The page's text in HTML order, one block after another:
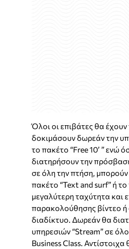
Όλοι οι επιβάτες θα
δοκιμάσουν δωρεάν την
το πακέτο “Free 10’ ” ενώ
διατηρήσουν την
σε όλη την πτήση, μπορούν
πακέτο “Text and surf” ή το
μεγαλύτερη ταχύτητα και
παρακολούθησης βίντεο
διαδίκτυο. Δωρεάν θα
υπηρεσιών “Stream” σε
Business Class.